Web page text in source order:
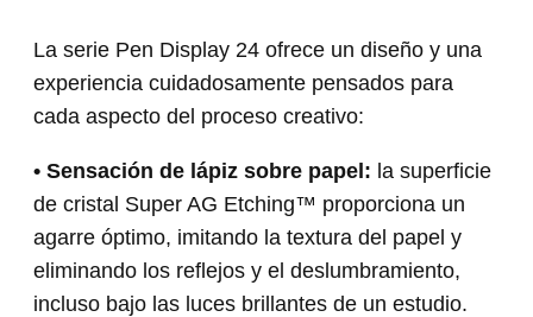
La serie Pen Display 24 ofrece un diseño y una
experiencia cuidadosamente pensados para
cada aspecto del proceso creativo:
• Sensación de lápiz sobre papel: la superficie
de cristal Super AG Etching™ proporciona un
agarre óptimo, imitando la textura del papel y
eliminando los reflejos y el deslumbramiento,
incluso bajo las luces brillantes de un estudio.